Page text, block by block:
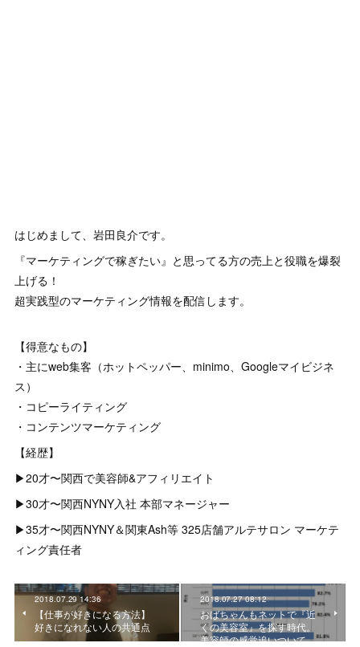
はじめまして、岩田良介です。
『マーケティングで稼ぎたい』と思ってる方の売上と役職を爆裂
上げる！
超実践型のマーケティング情報を配信します。
【得意なもの】
・主にweb集客（ホットペッパー、minimo、Googleマイビジネ
ス）
・コピーライティング
・コンテンツマーケティング
【経歴】
▶︎20才〜関西で美容師&アフィリエイト
▶︎30才〜関西NYNY入社 本部マネージャー
▶︎35才〜関西NYNY＆関東Ash等 325店舗アルテサロン マーケテ
ィング責任者
2018.07.29 14:36
【仕事が好きになる方法】
好きになれない人の共通点
2018.07.27 08:12
おばちゃんもネットで『近
くの美容室』を探す時代。
美容師の感覚追いついて…